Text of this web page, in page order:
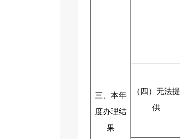
三、本年
度办理结
果
（四）无法提
供